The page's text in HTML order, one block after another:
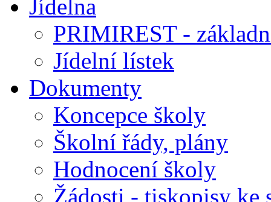
Jídelna
PRIMIREST -
Jídelní lístek
Dokumenty
Koncepce školy
Školní řády, plány
Hodnocení školy
Žádosti - tiskopisy ke